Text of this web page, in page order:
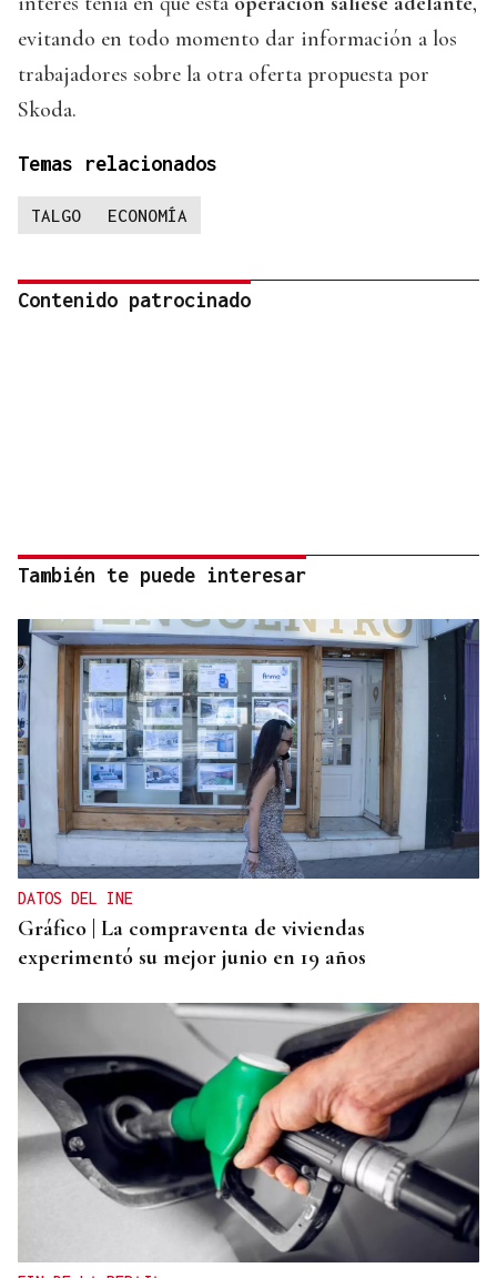
evitando en todo momento dar información a los
trabajadores sobre la otra oferta propuesta por
Skoda.
Temas relacionados
TALGO ECONOMÍA
Contenido patrocinado
También te puede interesar
DATOS DEL INE
Gráfico | La compraventa de viviendas
experimentó su mejor junio en 19 años